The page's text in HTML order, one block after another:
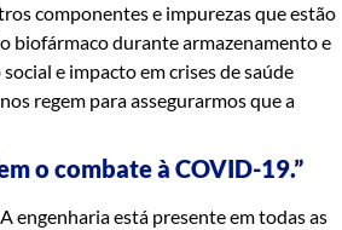
componentes e impurezas que estão
biofármaco durante armazenamento e
e impacto em crises de saúde
regem para assegurarmos que a
o combate à COVID-19.”
A engenharia está presente em todas as